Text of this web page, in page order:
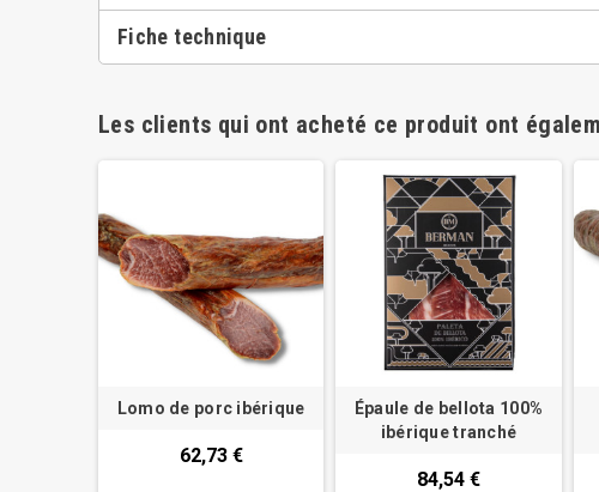
Fiche technique
Les clients qui ont acheté ce produit ont
Lomo de porc ibérique
62,73 €
Épaule de bellota 100%
ibérique tranché
84,54 €